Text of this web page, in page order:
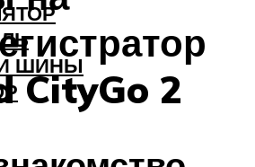
ШИНЫ
CityGo 2